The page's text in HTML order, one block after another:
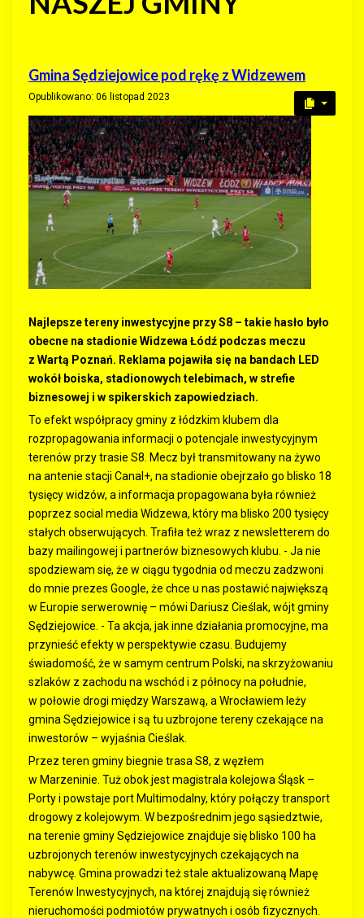
Gmina Sędziejowice pod rękę z Widzewem
Opublikowano: 06 listopad 2023
Najlepsze tereny inwestycyjne przy S8 – takie hasło było
obecne na stadionie Widzewa Łódź podczas meczu
z Wartą Poznań. Reklama pojawiła się na bandach LED
wokół boiska, stadionowych telebimach, w strefie
biznesowej i w spikerskich zapowiedziach.
To efekt współpracy gminy z łódzkim klubem dla
rozpropagowania informacji o potencjale inwestycyjnym
terenów przy trasie S8. Mecz był transmitowany na żywo
na antenie stacji Canal+, na stadionie obejrzało go blisko 18
tysięcy widzów, a informacja propagowana była również
poprzez social media Widzewa, który ma blisko 200 tysięcy
stałych obserwujących. Trafiła też wraz z newsletterem do
bazy mailingowej i partnerów biznesowych klubu. - Ja nie
spodziewam się, że w ciągu tygodnia od meczu zadzwoni
do mnie prezes Google, że chce u nas postawić największą
w Europie serwerownię – mówi Dariusz Cieślak, wójt gminy
Sędziejowice. - Ta akcja, jak inne działania promocyjne, ma
przynieść efekty w perspektywie czasu. Budujemy
świadomość, że w samym centrum Polski, na skrzyżowaniu
szlaków z zachodu na wschód i z północy na południe,
w połowie drogi między Warszawą, a Wrocławiem leży
gmina Sędziejowice i są tu uzbrojone tereny czekające na
inwestorów – wyjaśnia Cieślak.
Przez teren gminy biegnie trasa S8, z węzłem
w Marzeninie. Tuż obok jest magistrala kolejowa Śląsk –
Porty i powstaje port Multimodalny, który połączy transport
drogowy z kolejowym. W bezpośrednim jego sąsiedztwie,
na terenie gminy Sędziejowice znajduje się blisko 100 ha
uzbrojonych terenów inwestycyjnych czekających na
nabywcę. Gmina prowadzi też stale aktualizowaną Mapę
Terenów Inwestycyjnych, na której znajdują się również
nieruchomości podmiotów prywatnych i osób fizycznych.